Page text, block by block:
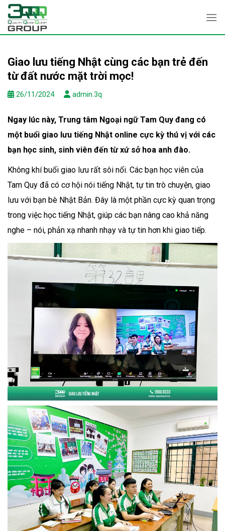
Skip
content
Giao lưu tiếng Nhật cùng các bạn trẻ đến
từ đất nước mặt trời mọc!
26/11/2024 admin.3q
Ngay lúc này, Trung tâm Ngoại ngữ Tam Quy đang có
một buổi giao lưu tiếng Nhật online cực kỳ thú vị với các
bạn học sinh, sinh viên đến từ xứ sở hoa anh đào.
Không khí buổi giao lưu rất sôi nổi. Các bạn học viên của
Tam Quy đã có cơ hội nói tiếng Nhật, tự tin trò chuyện, giao
lưu với bạn bè Nhật Bản. Đây là một phần cực kỳ quan trọng
trong việc học tiếng Nhật, giúp các bạn nâng cao khả năng
nghe – nói, phản xạ nhanh nhạy và tự tin hơn khi giao tiếp.